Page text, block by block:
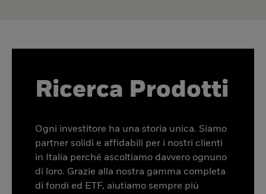
Ricerca Prodotti
Ogni investitore ha una storia unica. Siamo
partner solidi e affidabili per i nostri clienti
in Italia perché ascoltiamo davvero ognuno
di loro. Grazie alla nostra gamma completa
di fondi ed ETF, aiutiamo sempre più